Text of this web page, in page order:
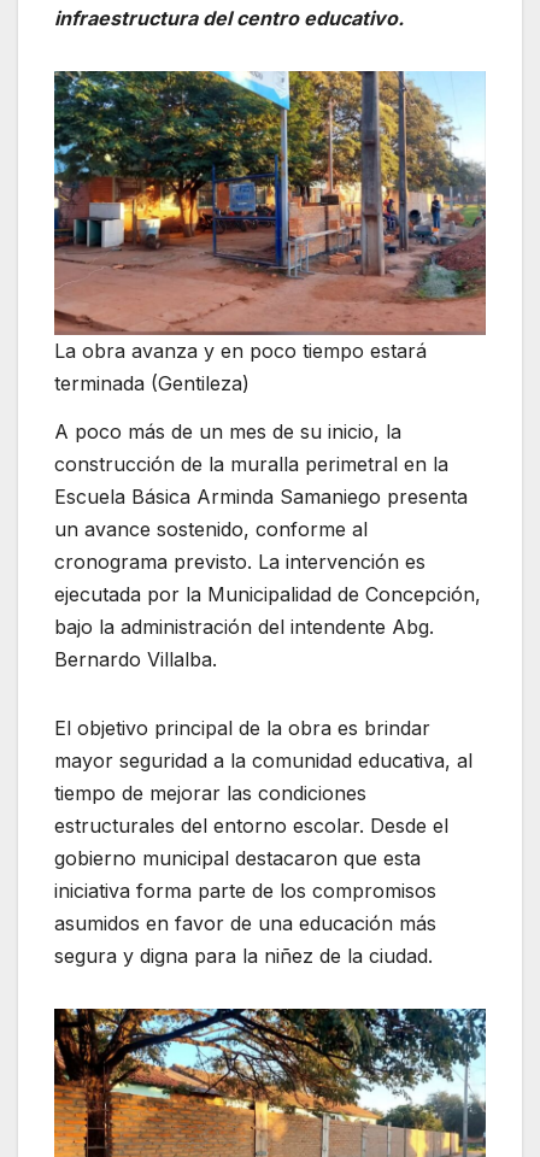
infraestructura del centro educativo.
La obra avanza y en poco tiempo estará
terminada (Gentileza)
A poco más de un mes de su inicio, la
construcción de la muralla perimetral en la
Escuela Básica Arminda Samaniego presenta
un avance sostenido, conforme al
cronograma previsto. La intervención es
ejecutada por la Municipalidad de Concepción,
bajo la administración del intendente Abg.
Bernardo Villalba.
El objetivo principal de la obra es brindar
mayor seguridad a la comunidad educativa, al
tiempo de mejorar las condiciones
estructurales del entorno escolar. Desde el
gobierno municipal destacaron que esta
iniciativa forma parte de los compromisos
asumidos en favor de una educación más
segura y digna para la niñez de la ciudad.